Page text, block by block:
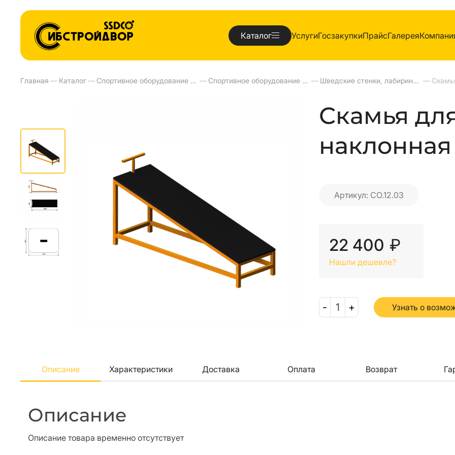
Каталог УслугиГосзакупкиПрайсГалерея
Главная — Каталог— Спортивное оборудование и тренажеры для улиц — Спортивное оборудование для улиц — Шведские стенки, лабиринты, рукоходы, турники, бумы, брусья,шагаходы —
Скамья
наклонная
Артикул: СО.12.03
22 400 ₽
Нашли дешевле?
- 1 + Узнать о
Описание Характеристики Доставка Оплата Возврат
Описание
Описание товара временно отсутствует